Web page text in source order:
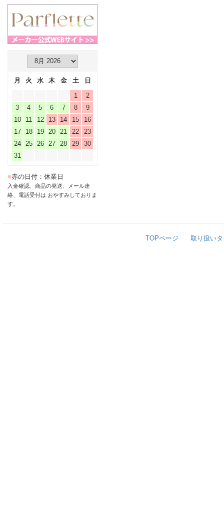
月 火 水 木 金 土
日
1
2
3
4 5 6 7 8
9
10
11 12 13 14 15
16
17
18 19 20 21 22
23
24
25 26 27 28 29
30
31
■赤の日付：休業日
入金確認、商品の発送、メール連
絡、電話受付は おやすみしておりま
す。
TOPページ 取り扱い